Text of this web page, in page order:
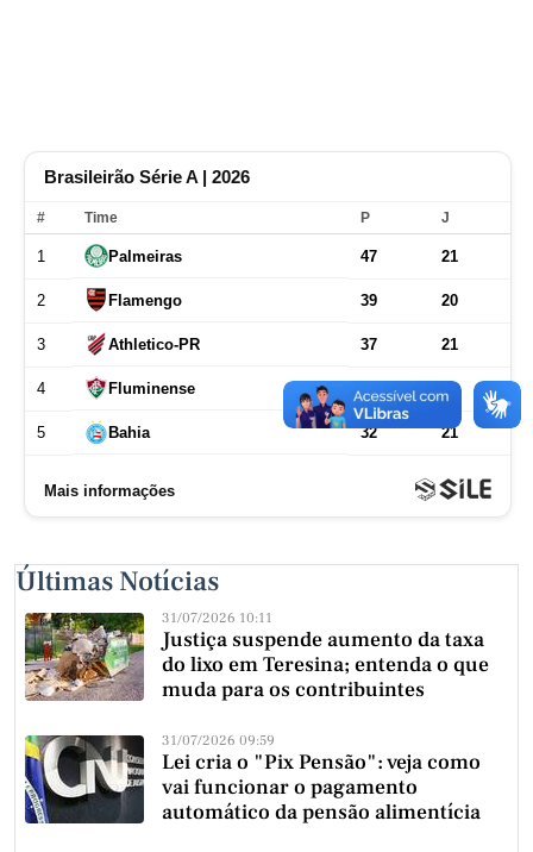
Últimas Notícias
31/07/2026 10:11
Justiça suspende aumento da taxa
do lixo em Teresina; entenda o que
muda para os contribuintes
31/07/2026 09:59
Lei cria o "Pix Pensão": veja como
vai funcionar o pagamento
automático da pensão alimentícia